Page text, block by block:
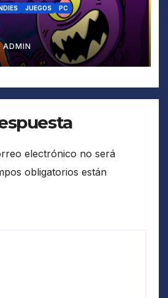
JUEGOS PC
ADMIN
electrónico no será
obligatorios están